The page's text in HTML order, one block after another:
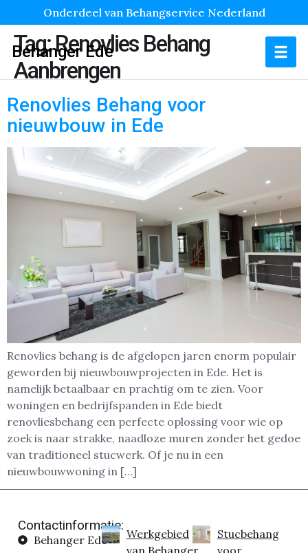
Onderdeel van Behangservice Nederland
Behanger Ede
Tag:Renovlies Behang
Aanbrengen
Renovlies Behang voor
nieuwbouw in Ede
Renovlies behang is de afgelopen jaren enorm populair
geworden bij nieuwbouwprojecten in Ede. Het is
namelijk betaalbaar en prachtig om te zien. Voor
woningen en bedrijfspanden in Ede biedt
renovliesbehang een perfecte oplossing voor wie op
zoek is naar strakke, naadloze muren zonder het gedoe
van traditioneel stucwerk. Of je nu in een
nieuwbouwwoning in […]
Contactinformatie:
Behanger Ede
Werkgebied
Stucbehang